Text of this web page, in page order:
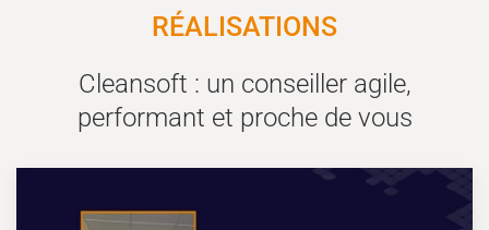
RÉALISATIONS
Cleansoft : un conseiller agile,
performant et proche de vous